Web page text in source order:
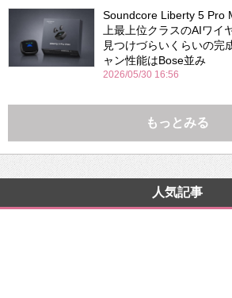
Soundcore Liberty 5
上最上位クラスのAIワイ
見つけづらいくらいの
ャン性能はBose並み
2026/05/30 16:56
もっとみる
人気記事